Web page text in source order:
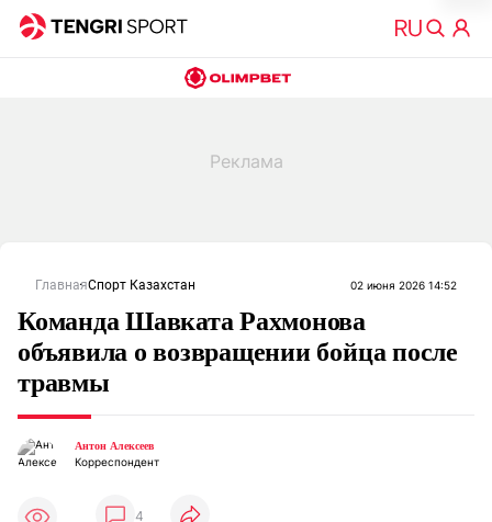
ГлавнаяСпорт Казахстан 02 июня 2026 14:52
Команда Шавката Рахмонова
объявила о возвращении бойца после
травмы
Антон Алексеев
Корреспондент
4